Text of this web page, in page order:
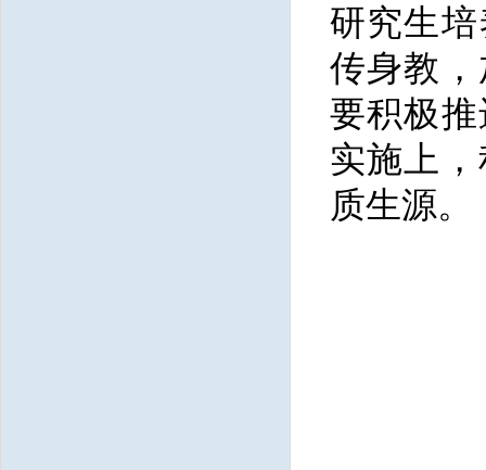
研究生
传身教
要积极
实施上
质生源。